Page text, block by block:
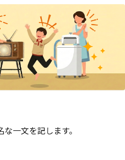
一文を記します。